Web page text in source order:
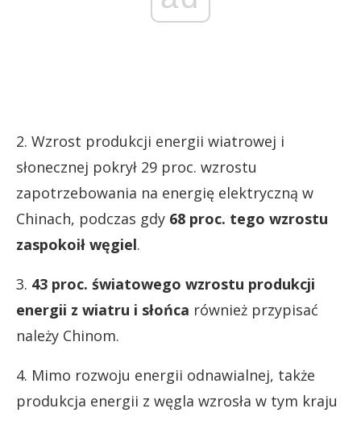
2. Wzrost produkcji energii wiatrowej i
słonecznej pokrył 29 proc. wzrostu
zapotrzebowania na energię elektryczną w
Chinach, podczas gdy 68 proc. tego wzrostu
zaspokoił węgiel.
3. 43 proc. światowego wzrostu produkcji
energii z wiatru i słońca również przypisać
należy Chinom.
4. Mimo rozwoju energii odnawialnej, także
produkcja energii z węgla wzrosła w tym kraju